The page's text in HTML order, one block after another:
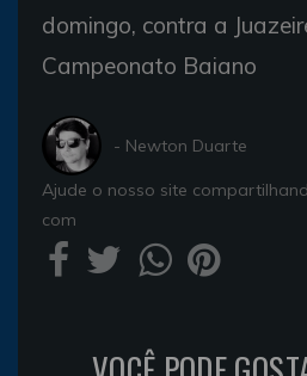
domingo, contra a
Campeonato Baiano
- Newton Duarte
Ajude o nosso site
com